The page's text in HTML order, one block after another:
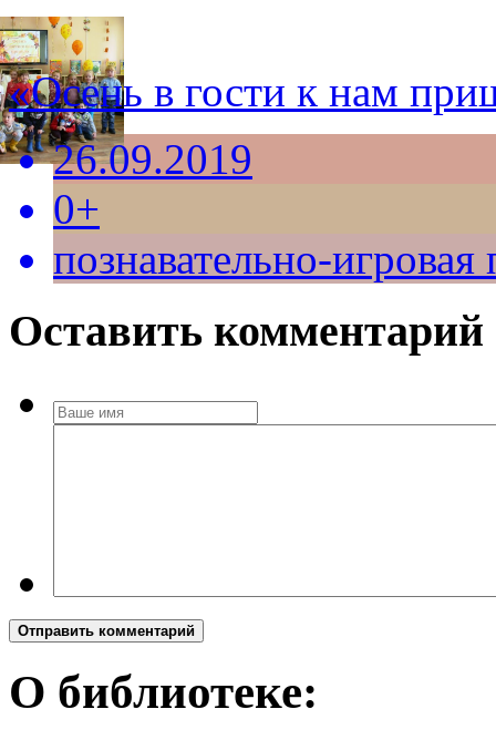
«Осень в гости к нам
26.09.2019
0+
познавательно-
Оставить комментарий
Отправить комментарий
О библиотеке: